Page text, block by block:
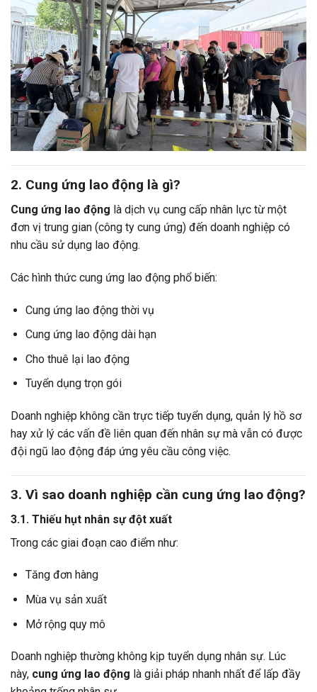
2. Cung ứng lao động là gì?
Cung ứng lao động là dịch vụ cung cấp nhân lực từ một
đơn vị trung gian (công ty cung ứng) đến doanh nghiệp có
nhu cầu sử dụng lao động.
Các hình thức cung ứng lao động phổ biến:
Cung ứng lao động thời vụ
Cung ứng lao động dài hạn
Cho thuê lại lao động
Tuyển dụng trọn gói
Doanh nghiệp không cần trực tiếp tuyển dụng, quản lý hồ sơ
hay xử lý các vấn đề liên quan đến nhân sự mà vẫn có được
đội ngũ lao động đáp ứng yêu cầu công việc.
3. Vì sao doanh nghiệp cần cung ứng lao động?
3.1. Thiếu hụt nhân sự đột xuất
Trong các giai đoạn cao điểm như:
Tăng đơn hàng
Mùa vụ sản xuất
Mở rộng quy mô
Doanh nghiệp thường không kịp tuyển dụng nhân sự. Lúc
này, cung ứng lao động là giải pháp nhanh nhất để lấp đầy